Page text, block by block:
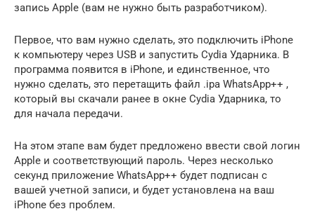
запись Apple (вам не нужно быть разработчиком).
Первое, что вам нужно сделать, это подключить iPhone
к компьютеру через USB и запустить Cydia Ударника. В
программа появится в iPhone, и единственное, что
нужно сделать, это перетащить файл .ipa WhatsApp++ ,
который вы скачали ранее в окне Cydia Ударника, то
для начала передачи.
На этом этапе вам будет предложено ввести свой логин
Apple и соответствующий пароль. Через несколько
секунд приложение WhatsApp++ будет подписан с
вашей учетной записи, и будет установлена на ваш
iPhone без проблем.